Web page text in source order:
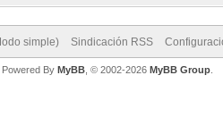
simple) Sindicación RSS
Powered By MyBB , © 2002-2026 MyBB Group